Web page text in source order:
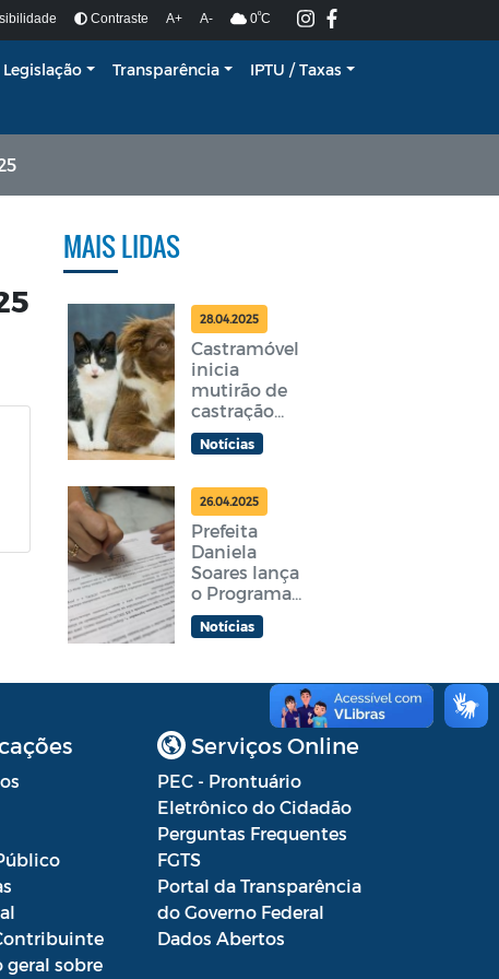
Contraste A+ A- 0ºC
Legislação Transparência IPTU / Taxas
MAIS LIDAS
28.04.2025
Castramóvel
inicia
mutirão de
castração
gratuita em
Araruama
feira
Notícias
26.04.2025
Prefeita
Daniela
Soares lança
o Programa
Araruama
Aprender +
Notícias
geral sobre
Serviços Online
PEC - Prontuário
Eletrônico do Cidadão
Perguntas Frequentes
FGTS
Portal da Transparência
do Governo Federal
Dados Abertos